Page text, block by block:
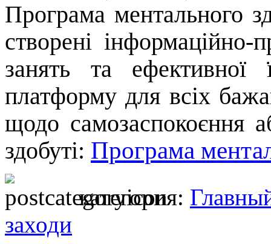
Програма ментального
створені інформаційно-
занять та ефективної
платформу для всіх
щодо самозаспокоєння
здобуті: Програма
категория:
заходи